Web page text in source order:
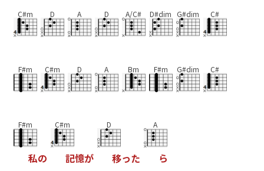
C#m D A D A/C# D#dim G#dim C#
F#m C#m D A Bm F#m G#dim C#
F#m
私の
C#m
記憶が
D
移った
A
ら